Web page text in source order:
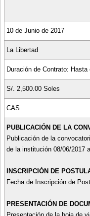
10 de Junio de 2017
La Libertad
Duración de Contrato:
S/. 2,500.00 Soles
CAS
PUBLICACIÓN DE LA
Publicación de la
de la institución 08/06/2017
INSCRIPCIÓN DE
Fecha de Inscripción de
PRESENTACIÓN DE